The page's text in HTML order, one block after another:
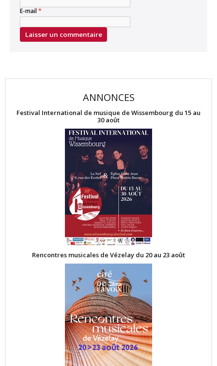
E-mail*
ANNONCES
Festival International de musique de Wissembourg du 15 au
30 août
Rencontres musicales de Vézelay du 20 au 23 août